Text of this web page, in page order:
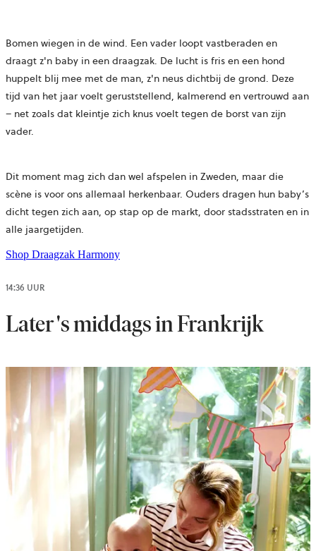
Bomen wiegen in de wind. Een vader loopt vastberaden en
draagt z'n baby in een draagzak. De lucht is fris en een hond
huppelt blij mee met de man, z'n neus dichtbij de grond. Deze
tijd van het jaar voelt geruststellend, kalmerend en vertrouwd aan
– net zoals dat kleintje zich knus voelt tegen de borst van zijn
vader.
Dit moment mag zich dan wel afspelen in Zweden, maar die
scène is voor ons allemaal herkenbaar. Ouders dragen hun baby’s
dicht tegen zich aan, op stap op de markt, door stadsstraten en in
alle jaargetijden.
Shop Draagzak Harmony
14:36 UUR
Later 's middags in Frankrijk